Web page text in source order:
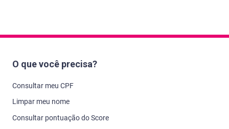
O que você precisa?
Consultar meu CPF
Limpar meu nome
Consultar pontuação do Score